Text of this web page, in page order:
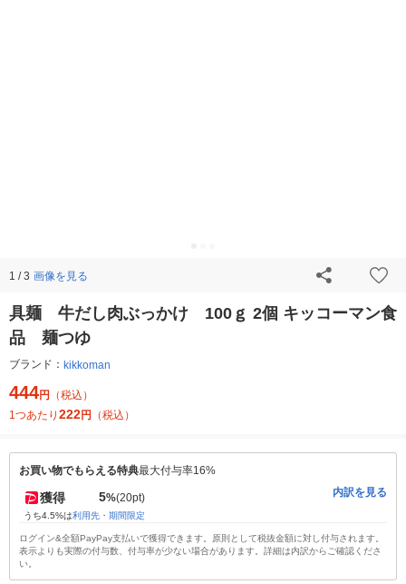
1 / 3 画像を見る
具麺 牛だし肉ぶっかけ 100ｇ 2個 キッコーマン食
品 麺つゆ
ブランド： kikkoman
444円
（税込）
1つあたり 222円 （税込）
お買い物でもらえる特典最大付与率16%
獲得 5%(20pt)
うち4.5%は利用先・期間限定
内訳を見る
ログイン&全額PayPay支払いで獲得できます。原則として税抜金額に対し付与されます。
表示よりも実際の付与数、付与率が少ない場合があります。詳細は内訳からご確認くださ
い。